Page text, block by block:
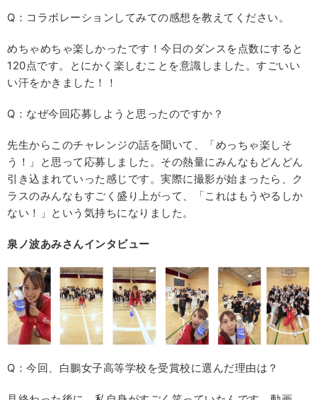
Q：コラボレーションしてみての感想を教えてください。
めちゃめちゃ楽しかったです！今日のダンスを点数にすると
120点です。とにかく楽しむことを意識しました。すごいい
い汗をかきました！！
Q：なぜ今回応募しようと思ったのですか？
先生からこのチャレンジの話を聞いて、「めっちゃ楽しそ
う！」と思って応募しました。その熱量にみんなもどんどん
引き込まれていった感じです。実際に撮影が始まったら、ク
ラスのみんなもすごく盛り上がって、「これはもうやるしか
ない！」という気持ちになりました。
泉ノ波あみさんインタビュー
Q：今回、白鵬女子高等学校を受賞校に選んだ理由は？